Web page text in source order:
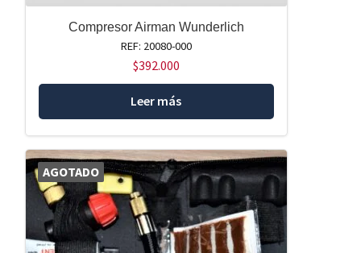
Compresor Airman Wunderlich
REF: 20080-000
$392.000
Leer más
AGOTADO